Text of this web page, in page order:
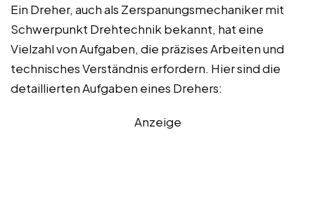
Ein Dreher, auch als Zerspanungsmechaniker mit
Schwerpunkt Drehtechnik bekannt, hat eine
Vielzahl von Aufgaben, die präzises Arbeiten und
technisches Verständnis erfordern. Hier sind die
detaillierten Aufgaben eines Drehers:
Anzeige